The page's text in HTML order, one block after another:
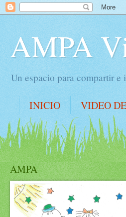
AMPA
Un espacio para compartir
INICIO VIDEO
AMPA